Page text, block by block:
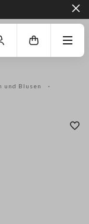
DER SEITE
und Blusen